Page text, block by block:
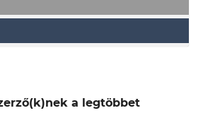
a legtöbbet